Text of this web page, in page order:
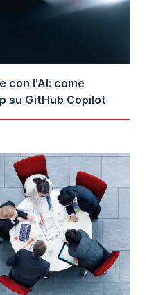
con l'Al: come
su GitHub Copilot